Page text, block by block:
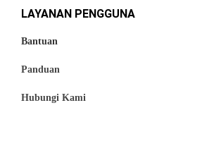
LAYANAN PENGGUNA
Bantuan
Panduan
Hubungi Kami